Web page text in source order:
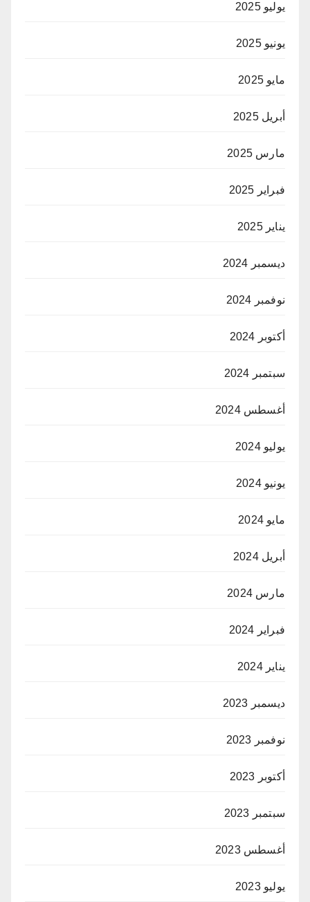
يوليو 2025
يونيو 2025
مايو 2025
أبريل 2025
مارس 2025
فبراير 2025
يناير 2025
ديسمبر 2024
نوفمبر 2024
أكتوبر 2024
سبتمبر 2024
أغسطس 2024
يوليو 2024
يونيو 2024
مايو 2024
أبريل 2024
مارس 2024
فبراير 2024
يناير 2024
ديسمبر 2023
نوفمبر 2023
أكتوبر 2023
سبتمبر 2023
أغسطس 2023
يوليو 2023